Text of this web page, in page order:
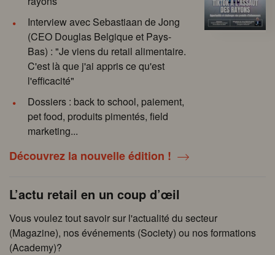
Interview avec Sebastiaan de Jong
(CEO Douglas Belgique et Pays-
Bas) : "Je viens du retail alimentaire.
C'est là que j'ai appris ce qu'est
l'efficacité"
Dossiers : back to school, paiement,
pet food, produits pimentés, field
marketing...
Découvrez la nouvelle édition !
L’actu retail en un coup d’œil
Vous voulez tout savoir sur l'actualité du secteur
(Magazine), nos événements (Society) ou nos formations
(Academy)?